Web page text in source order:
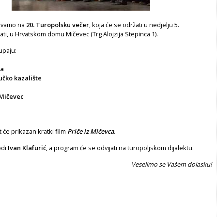
na 20. Turopolsku večer, koja će se održati u nedjelju 5.
u Hrvatskom domu Mičevec (Trg Alojzija Stepinca 1).
kazalište
će prikazan kratki film Priče izMičevca.
Ivan Klafurić, a program će se odvijati na turopoljskom dijalektu.
Veselimo se Vašem dolasku!